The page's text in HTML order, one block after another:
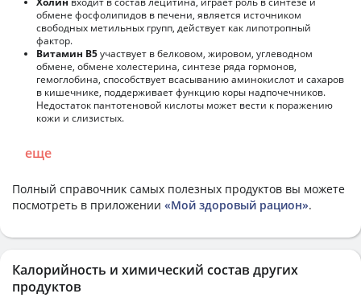
обмене фосфолипидов в печени, является источником
свободных метильных групп, действует как липотропный
фактор.
Витамин В5участвует в белковом, жировом, углеводном
обмене, обмене холестерина, синтезе ряда гормонов,
гемоглобина, способствует всасыванию аминокислот и сахаров
в кишечнике, поддерживает функцию коры надпочечников.
Недостаток пантотеновой кислоты может вести к поражению
кожи и слизистых.
еще
Полный справочник самых полезных продуктов вы можете
посмотреть в приложении «Мой здоровый рацион».
Калорийность и химический состав других
продуктов